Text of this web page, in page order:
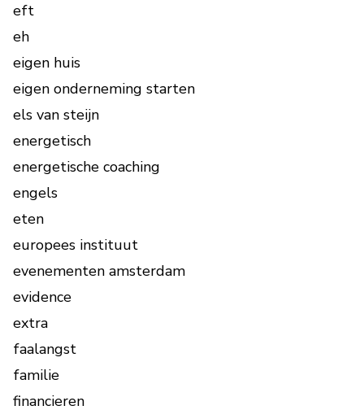
eft
eh
eigen huis
eigen onderneming starten
els van steijn
energetisch
energetische coaching
engels
eten
europees instituut
evenementen amsterdam
evidence
extra
faalangst
familie
financieren